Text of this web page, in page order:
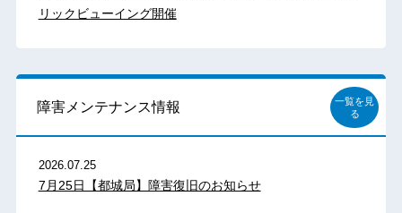
リックビューイング開催
障害メンテナンス情報
一覧を見
る
2026.07.25
7月25日【都城局】障害復旧のお知らせ